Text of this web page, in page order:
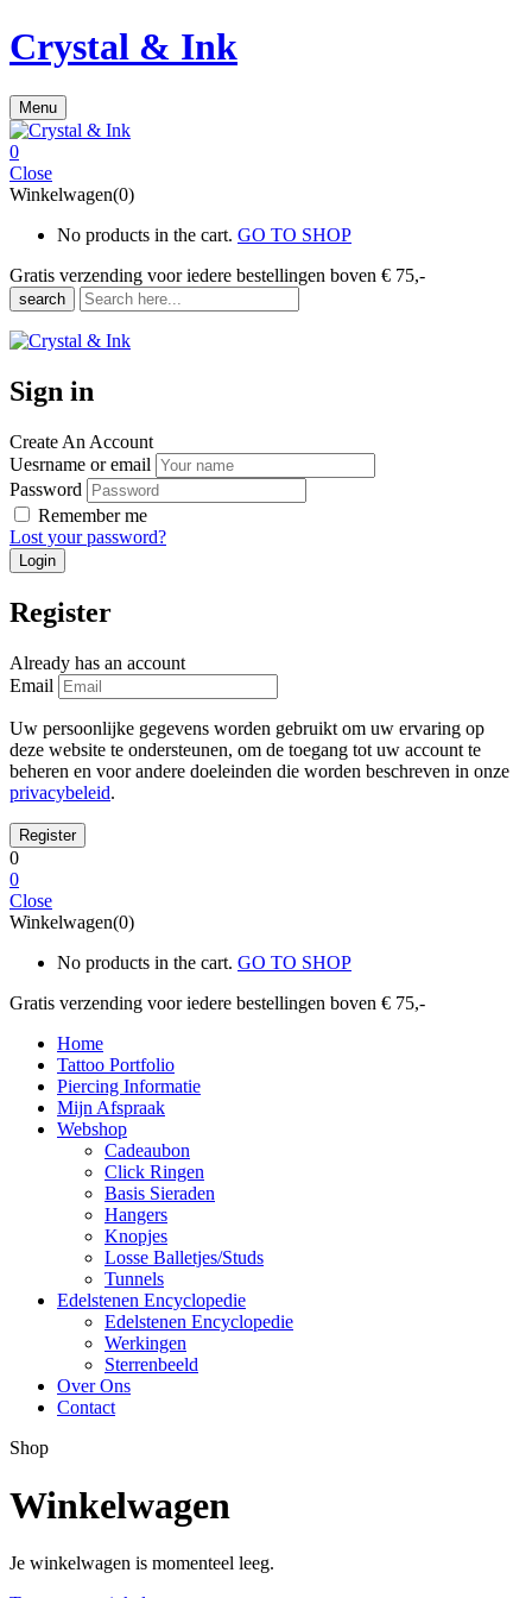
Crystal & Ink
Menu
0
Close
Winkelwagen(0)
No products in the cart. GO TO SHOP
Gratis verzending voor iedere bestellingen boven € 75,-
search
Sign in
Create An Account
Uesrname or email
Password
Remember me
Lost your password?
Register
Already has an account
Email
Uw persoonlijke gegevens worden gebruikt om uw ervaring op
deze website te ondersteunen, om de toegang tot uw account te
beheren en voor andere doeleinden die worden beschreven in onze
privacybeleid.
0
0
Close
Winkelwagen(0)
No products in the cart. GO TO SHOP
Gratis verzending voor iedere bestellingen boven € 75,-
Home
Tattoo Portfolio
Piercing Informatie
Mijn Afspraak
Webshop
Cadeaubon
Click Ringen
Basis Sieraden
Hangers
Knopjes
Losse Balletjes/Studs
Tunnels
Edelstenen Encyclopedie
Edelstenen Encyclopedie
Werkingen
Sterrenbeeld
Over Ons
Contact
Shop
Winkelwagen
Je winkelwagen is momenteel leeg.